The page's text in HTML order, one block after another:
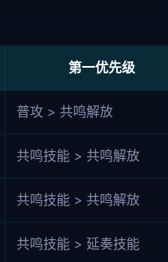
第一优先级
普攻 > 共鸣解放
共鸣技能 > 共鸣解放
共鸣技能 > 共鸣解放
共鸣技能 > 延奏技能